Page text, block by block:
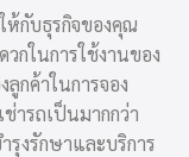
ห้กับธุรกิจของคุณ
วกในการใช้งานของ
กค้าในการจอง
ารถเป็นมากกว่า
รุงรักษาและบริการ